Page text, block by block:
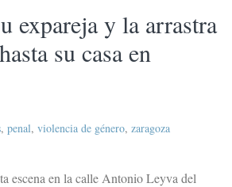
expareja y la arrastra
su casa en
, penal, violencia de género, zaragoza
escena en la calle Antonio Leyva del